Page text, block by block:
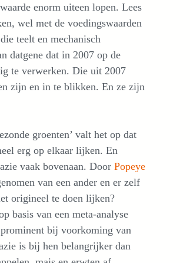
enorm uiteen lopen. Lees
wel met de voedingswaarden
teelt en mechanisch
datgene dat in 2007 op de
te verwerken. Die uit 2007
zijn en in te blikken. En ze zijn
groenten’ valt het op dat
erg op elkaar lijken. En
vaak bovenaan. Door Popeye
van een ander en er zelf
origineel te doen lijken?
basis van een meta-analyse
bij voorkoming van
is bij hen belangrijker dan